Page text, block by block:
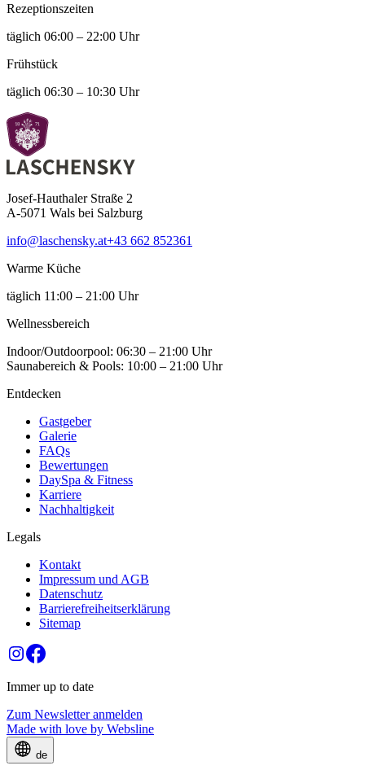
Rezeptions­zeiten
täglich 06:00 – 22:00 Uhr
Frühstück
täglich 06:30 – 10:30 Uhr
Josef-Hauthaler Straße 2
A-5071 Wals bei Salzburg
info@laschensky.at+43 662 852361
Warme Küche
täglich 11:00 – 21:00 Uhr
Wellness­bereich
Indoor/Outdoorpool: 06:30 – 21:00 Uhr
Saunabereich & Pools: 10:00 – 21:00 Uhr
Entdecken
Gastgeber
Galerie
FAQs
Bewertungen
DaySpa & Fitness
Karriere
Nachhaltigkeit
Legals
Kontakt
Impressum und AGB
Datenschutz
Barrierefreiheitserklärung
Sitemap
Immer up to date
Zum Newsletter anmelden
Made with love by Websline
de